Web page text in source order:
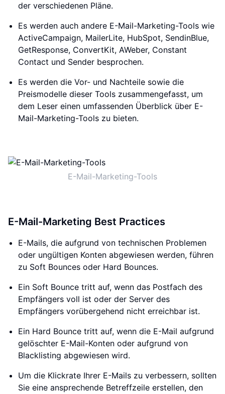
der verschiedenen Pläne.
Es werden auch andere E-Mail-Marketing-Tools wie
ActiveCampaign, MailerLite, HubSpot, SendinBlue,
GetResponse, ConvertKit, AWeber, Constant
Contact und Sender besprochen.
Es werden die Vor- und Nachteile sowie die
Preismodelle dieser Tools zusammengefasst, um
dem Leser einen umfassenden Überblick über E-
Mail-Marketing-Tools zu bieten.
E-Mail-Marketing-Tools
E-Mail-Marketing Best Practices
E-Mails, die aufgrund von technischen Problemen
oder ungültigen Konten abgewiesen werden, führen
zu Soft Bounces oder Hard Bounces.
Ein Soft Bounce tritt auf, wenn das Postfach des
Empfängers voll ist oder der Server des
Empfängers vorübergehend nicht erreichbar ist.
Ein Hard Bounce tritt auf, wenn die E-Mail aufgrund
gelöschter E-Mail-Konten oder aufgrund von
Blacklisting abgewiesen wird.
Um die Klickrate Ihrer E-Mails zu verbessern, sollten
Sie eine ansprechende Betreffzeile erstellen, den